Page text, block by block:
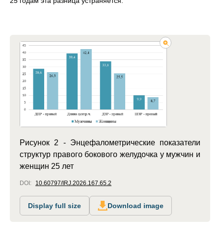
Рисунок 2 - Энцефалометрические показатели
структур правого бокового желудочка у мужчин и
женщин 25 лет
DOI: 10.60797/IRJ.2026.167.65.2
Display full size Download image